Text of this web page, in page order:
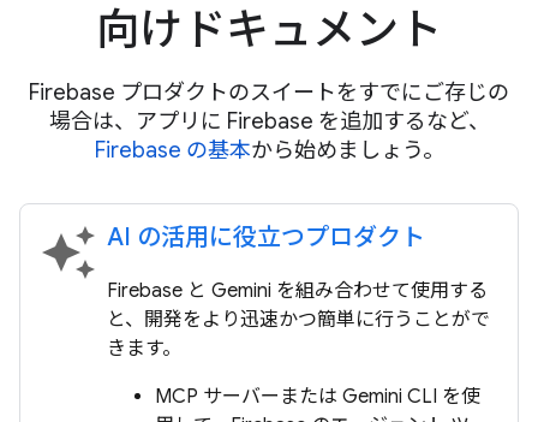
向けドキュメント
Firebase プロダクトのスイートをすでにご存じの
場合は、アプリに Firebase を追加するなど、
Firebase の基本から始めましょう。
auto_awesome AI の活用に役立つプロダクト
Firebase と Gemini を組み合わせて使用する
と、開発をより迅速かつ簡単に行うことがで
きます。
MCP サーバーまたは Gemini CLI を使